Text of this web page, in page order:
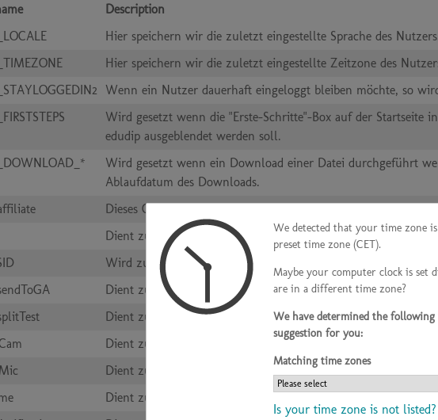
Description
Hier speichern wir die zuletzt eingestellte Sprache des
Hier speichern wir die zuletzt eingestellte Zeitzone des
Wenn ein Nutzer dauerhaft eingeloggt bleiben möchte, so
Wird gesetzt wenn die "Erste-Schritte"-Box auf der Startseite
edudip ausgeblendet werden soll.
Wird gesetzt wenn ein Download einer Datei durchgeführt
Ablaufdatum des Downloads.
Dieses Cookie wird nur auf www.edudip.market verwendet.
Dient zur Verifikation des Browsers beim automatischen
Wird zur eindeutigen Identifizierung eines eingeloggten
Dient zur Nutzungsanalyse.
Dient zur Verbesserung unserer Webseite.
Dient zur Speicherung des ausgewählten Kamera.
Dient zur Speicherung des ausgewählten Mikrophons.
Dient zur Speicherung des ausgewählten Seminarraum-
We detected that your time zone
preset time zone (CET).
Maybe your computer clock is set
are in a different time zone?
We have determined the following
suggestion for you:
Matching time zones
Is your time zone is not listed?